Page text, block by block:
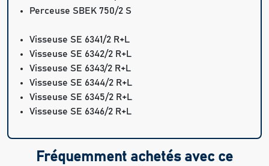
Perceuse SBEK 750/2 S
Visseuse SE 6341/2 R+L
Visseuse SE 6342/2 R+L
Visseuse SE 6343/2 R+L
Visseuse SE 6344/2 R+L
Visseuse SE 6345/2 R+L
Visseuse SE 6346/2 R+L
Fréquemment achetés avec ce